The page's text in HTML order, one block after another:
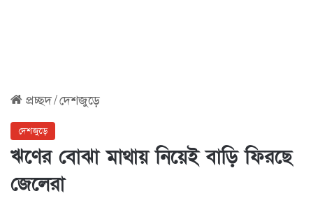
প্রচ্ছদ/দেশজুড়ে
দেশজুড়ে
ঋণের বোঝা মাথায় নিয়েই বাড়ি ফিরছে
জেলেরা